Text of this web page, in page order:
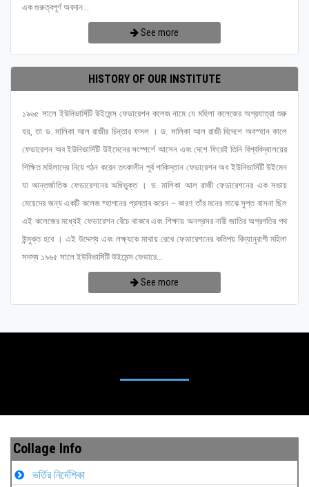
এক গুরুত্বপূর্ণ অবদান...
See more
HISTORY OF OUR INSTITUTE
১৯৬৫ সালে ইউনিভার্সিটি উইমেন্স ফেডারেশন কলেজ নামে যে মহিলা কলেজের অগ্রযাত্রা শুরু
হয়, তা ড. মালিকা আল রাজীর চিন্তার ফসল । ড. মালিকা আল রাজী বিদেশে অবস্হান কালে
ফেডারেশন অব ইউনিভার্সিটি উইমেনের সংস্পর্শে আসেন এবং দেশে ফিরেই তিনি বিশ্ববিদ্যালয়ের
শিক্ষিত মহিলাদের নিয়ে গঠন করেন তৎকালীন পূর্ব পাকিস্তান ফেডারেশন অব ইউনিভার্সিটি উইমেন
যা আন্তর্জাতিক ফেডারেশনের অধিভুক্ত । ড. মালিকা আল রাজী ফেডারেশনের এক সভায়
মেয়েদের জন্য একটি কলেজ ষ্হাপনের প্রস্তাব করেন – কারণ তাঁর মনের মাঝে সুপ্ত বাসনা ছিল
এই কলেজের মধ্যেই ফেডারেশন বেঁচে থাকবে এবং শিক্ষায় অনগ্রসর নারী জাতির অগ্রগতির পথ
উন্মুক্ত হবে । এই উদ্দেশ্য এবং লক্ষ্যকে মাথায় রেখে ফেডারেশনের কতিপয় বিদ্যানুরাগী মহিলা
সদস্য ১৯৬৫ সালে ইউনিভার্সিটি উইমেন্স ফেডারে...
See more
Collage Info
ভর্তির নির্দেশিকা